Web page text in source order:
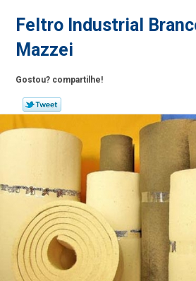
Feltro Industrial
Mazzei
Gostou? compartilhe!